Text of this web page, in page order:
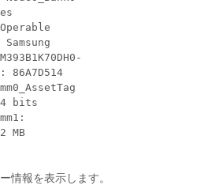
情報を表示します。